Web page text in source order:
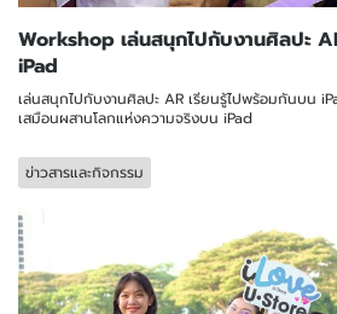
Workshop เล่นสนุกไปกับงานศิลปะ
iPad
เล่นสนุกไปกับงานศิลปะ AR เรียนรู้ไปพร้อมกันบน
เสมือนผสานโลกแห่งความจริงบน iPad
ข่าวสารและกิจกรรม